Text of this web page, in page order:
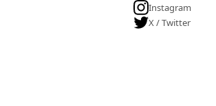
Instagram
X / Twitter